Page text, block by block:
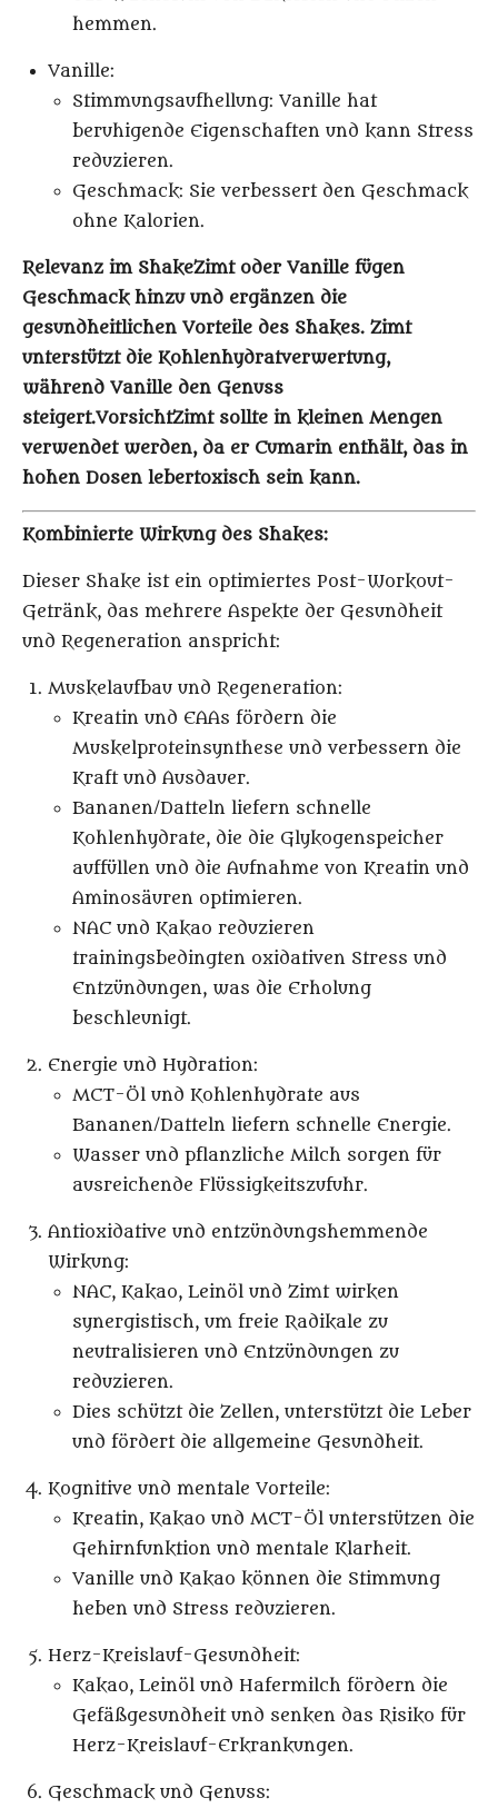
hemmen.
Vanille:
Stimmungsaufhellung: Vanille hat
beruhigende Eigenschaften und kann Stress
reduzieren.
Geschmack: Sie verbessert den Geschmack
ohne Kalorien.
Relevanz im ShakeZimt oder Vanille fügen
Geschmack hinzu und ergänzen die
gesundheitlichen Vorteile des Shakes. Zimt
unterstützt die Kohlenhydratverwertung,
während Vanille den Genuss
steigert.VorsichtZimt sollte in kleinen Mengen
verwendet werden, da er Cumarin enthält, das in
hohen Dosen lebertoxisch sein kann.
Kombinierte Wirkung des Shakes:
Dieser Shake ist ein optimiertes Post-Workout-
Getränk, das mehrere Aspekte der Gesundheit
und Regeneration anspricht:
Muskelaufbau und Regeneration:
Kreatin und EAAs fördern die
Muskelproteinsynthese und verbessern die
Kraft und Ausdauer.
Bananen/Datteln liefern schnelle
Kohlenhydrate, die die Glykogenspeicher
auffüllen und die Aufnahme von Kreatin und
Aminosäuren optimieren.
NAC und Kakao reduzieren
trainingsbedingten oxidativen Stress und
Entzündungen, was die Erholung
beschleunigt.
Energie und Hydration:
MCT-Öl und Kohlenhydrate aus
Bananen/Datteln liefern schnelle Energie.
Wasser und pflanzliche Milch sorgen für
ausreichende Flüssigkeitszufuhr.
Antioxidative und entzündungshemmende
Wirkung:
NAC, Kakao, Leinöl und Zimt wirken
synergistisch, um freie Radikale zu
neutralisieren und Entzündungen zu
reduzieren.
Dies schützt die Zellen, unterstützt die Leber
und fördert die allgemeine Gesundheit.
Kognitive und mentale Vorteile:
Kreatin, Kakao und MCT-Öl unterstützen die
Gehirnfunktion und mentale Klarheit.
Vanille und Kakao können die Stimmung
heben und Stress reduzieren.
Herz-Kreislauf-Gesundheit:
Kakao, Leinöl und Hafermilch fördern die
Gefäßgesundheit und senken das Risiko für
Herz-Kreislauf-Erkrankungen.
Geschmack und Genuss: